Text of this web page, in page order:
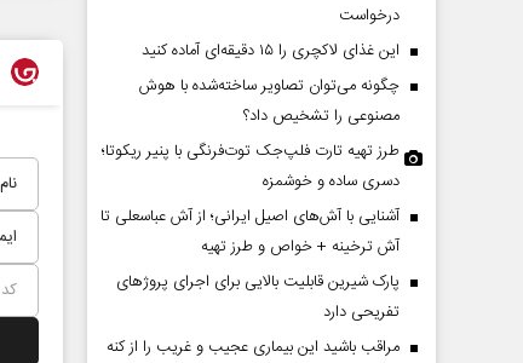
درخواست
این غذای لاکچری را ۱۵ دقیقه‌ای آماده کنید
چگونه می‌توان تصاویر ساخته‌شده با هوش
مصنوعی را تشخیص داد؟
طرز تهیه تارت فلپ‌جک توت‌فرنگی با پنیر ریکوتا؛
دسری ساده و خوشمزه
آشنایی با آش‌های اصیل ایرانی؛ از آش عباسعلی تا
آش ترخینه + خواص و طرز تهیه
پارک شیرین قابلیت‌ بالایی برای اجرای پروژهای
تفریحی دارد
مراقب باشید این بیماری عجیب و غریب را از کنه